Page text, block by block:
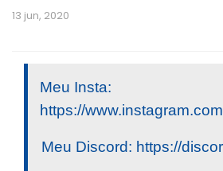
13 jun, 2020
Meu Insta:
https://
Meu Discord: https://